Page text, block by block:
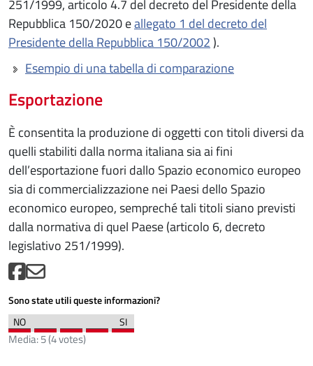
251/1999, articolo 4.7 del decreto del Presidente della
Repubblica 150/2020 eallegato 1 del decreto del
Presidente della Repubblica 150/2002).
Esempio di una tabella di comparazione
Esportazione
È consentita la produzione di oggetti con titoli diversi da
quelli stabiliti dalla norma italiana sia ai fini
dell’esportazione fuori dallo Spazio economico europeo
sia di commercializzazione nei Paesi dello Spazio
economico europeo, sempreché tali titoli siano previsti
dalla normativa di quel Paese (articolo 6, decreto
legislativo 251/1999).
Sono state utili queste informazioni?
Media:5(4votes)